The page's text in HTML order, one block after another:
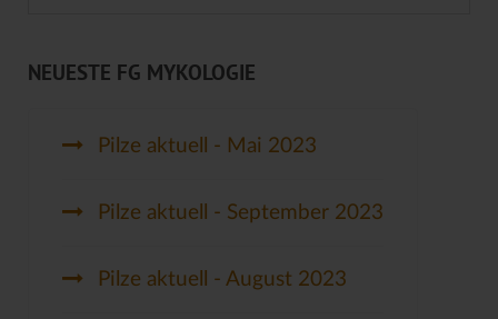
NEUESTE FG MYKOLOGIE
Pilze aktuell - Mai 2023
Pilze aktuell - September 2023
Pilze aktuell - August 2023